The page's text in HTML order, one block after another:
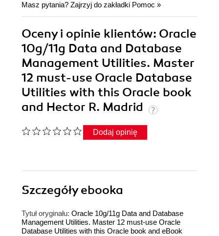
Masz pytania? Zajrzyj do zakładki Pomoc »
Oceny i opinie klientów: Oracle
10g/11g Data and Database
Management Utilities. Master
12 must-use Oracle Database
Utilities with this Oracle book
and Hector R. Madrid
Dodaj opinię
Szczegółyebooka
Tytuł oryginału: Oracle 10g/11g Data and Database
Management Utilities. Master 12 must-use Oracle
Database Utilities with this Oracle book and eBook